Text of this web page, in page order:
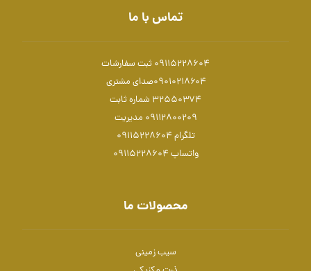
تماس با ما
09115228604 ثبت سفارشات
۰۹۰۱۰۲۱۸۶۰۴صدای مشتری
۳۲۵۵۰۳۷۴ شماره ثابت
۰۹۱۱۲۸۰۰۲۰۹ مدیریت
تلگرام 09115228604
واتساپ 09115228604
محصولات ما
سیب زمینی